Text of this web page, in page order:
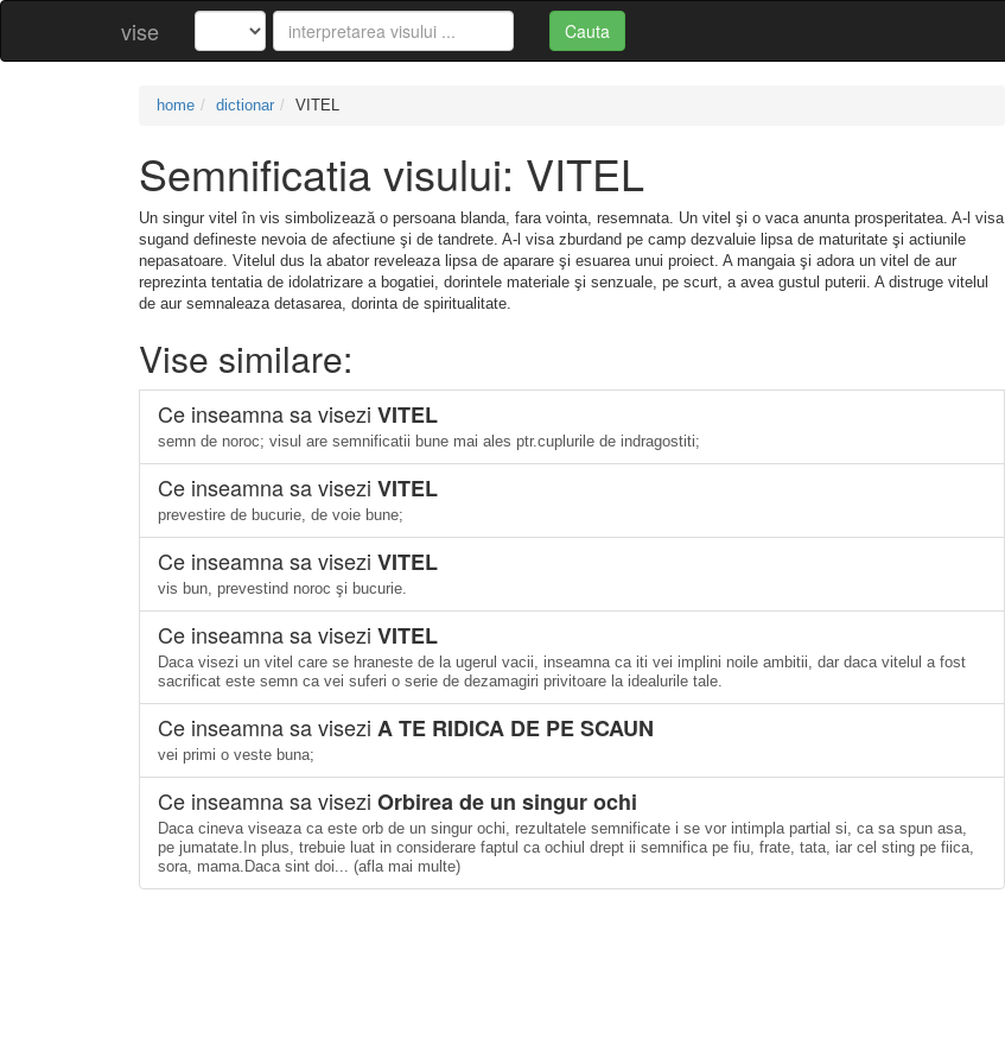
vise Cauta
home dictionar VITEL
Semnificatia visului: VITEL
Un singur vitel în vis simbolizează o persoana blanda, fara vointa, resemnata. Un vitel şi o vaca anunta prosperitatea. A-l visa
sugand defineste nevoia de afectiune şi de tandrete. A-l visa zburdand pe camp dezvaluie lipsa de maturitate şi actiunile
nepasatoare. Vitelul dus la abator reveleaza lipsa de aparare şi esuarea unui proiect. A mangaia şi adora un vitel de aur
reprezinta tentatia de idolatrizare a bogatiei, dorintele materiale şi senzuale, pe scurt, a avea gustul puterii. A distruge vitelul
de aur semnaleaza detasarea, dorinta de spiritualitate.
Vise similare:
Ce inseamna sa visezi VITEL
semn de noroc; visul are semnificatii bune mai ales ptr.cuplurile de indragostiti;
Ce inseamna sa visezi VITEL
prevestire de bucurie, de voie bune;
Ce inseamna sa visezi VITEL
vis bun, prevestind noroc şi bucurie.
Ce inseamna sa visezi VITEL
Daca visezi un vitel care se hraneste de la ugerul vacii, inseamna ca iti vei implini noile ambitii, dar daca vitelul a fost
sacrificat este semn ca vei suferi o serie de dezamagiri privitoare la idealurile tale.
Ce inseamna sa visezi A TE RIDICA DE PE SCAUN
vei primi o veste buna;
Ce inseamna sa visezi Orbirea de un singur ochi
Daca cineva viseaza ca este orb de un singur ochi, rezultatele semnifi­cate i se vor intimpla partial si, ca sa spun asa,
pe jumatate.In plus, trebuie luat in considerare faptul ca ochiul drept ii semnifica pe fiu, frate, tata, iar cel sting pe fiica,
sora, mama.Daca sint doi... (afla mai multe)